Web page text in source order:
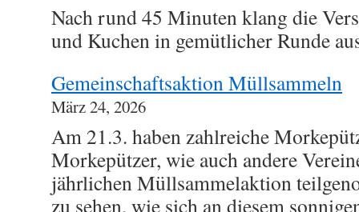
Nach rund 45 Minuten klang die
und Kuchen in gemütlicher Runde
Gemeinschaftsaktion Müllsammeln
März 24, 2026
Am 21.3. haben zahlreiche
Morkepützer, wie auch andere
jährlichen Müllsammelaktion
zu sehen, wie sich an diesem